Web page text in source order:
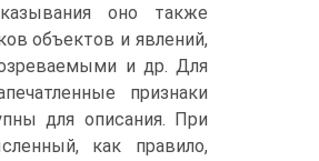
оно также
объектов и явлений,
и др. Для
признаки
для описания. При
как правило,